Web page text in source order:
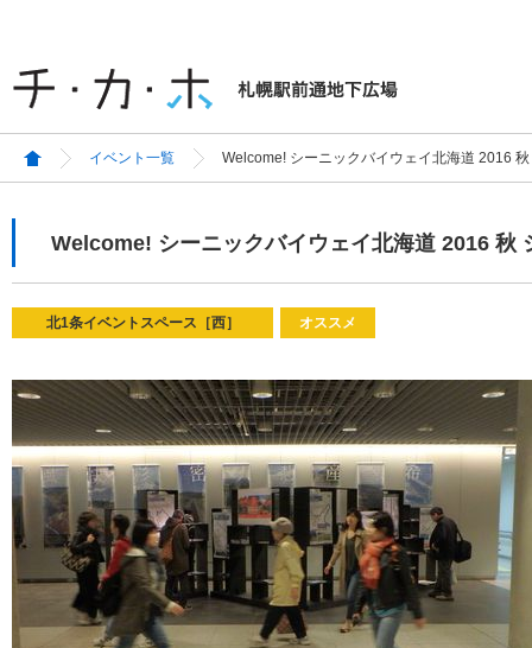
イベント一覧 Welcome! シーニックバイウェイ北海道 2016
Welcome! シーニックバイウェイ北海道 2016 秋
北1条イベントスペース［西］ オススメ